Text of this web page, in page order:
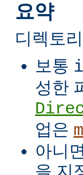
요약
디렉토
보통
성한
업은
아니